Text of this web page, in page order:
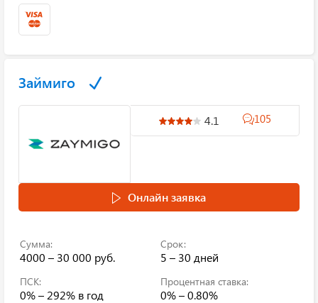
Займиго
4.1 105
Онлайн заявка
Сумма:
4000 – 30 000 руб.
Срок:
5 – 30 дней
ПСК:
0% – 292% в год
Процентная ставка:
0% – 0.80%